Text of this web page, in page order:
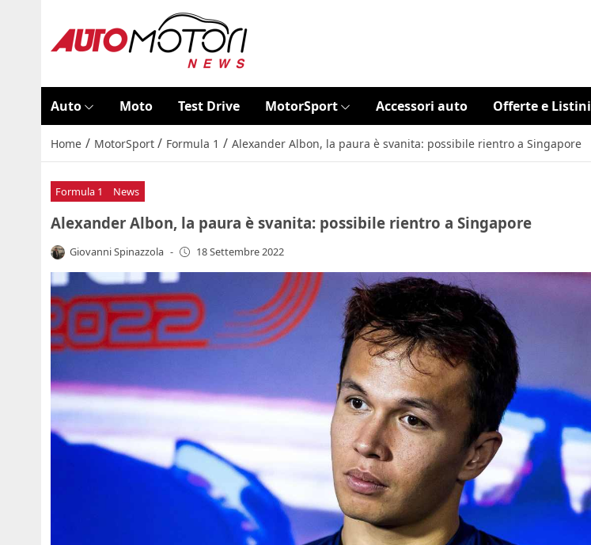
Auto Moto Test Drive MotorSport Accessori auto Offerte e Listini
Home / MotorSport / Formula 1 / Alexander Albon, la paura è svanita: possibile rientro a Singapore
Formula 1 News
Alexander Albon, la paura è svanita: possibile rientro a Singapore
Giovanni Spinazzola - 18 Settembre 2022